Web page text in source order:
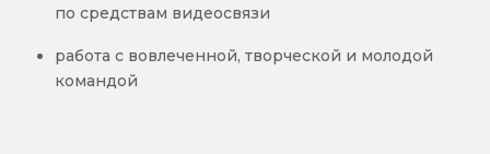
по средствам видеосвязи
работа с вовлеченной, творческой и молодой
командой